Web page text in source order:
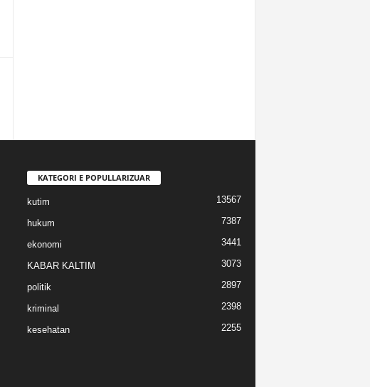
KATEGORI E POPULLARIZUAR
kutim 13567
hukum 7387
ekonomi 3441
KABAR KALTIM 3073
politik 2897
kriminal 2398
kesehatan 2255